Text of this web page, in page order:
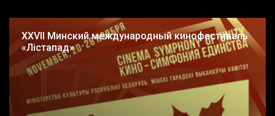
XXVII Минский международный кинофестиваль
«Лістапад»